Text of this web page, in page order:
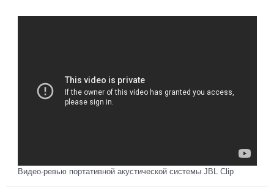
Видео-ревью портативной акустической системы JBL Clip